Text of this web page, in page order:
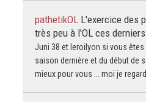
pathetikOL L'exercice des
très peu à l'OL ces
Juni 38 et leroilyon si vous
saison dernière et du début de
mieux pour vous ... moi je